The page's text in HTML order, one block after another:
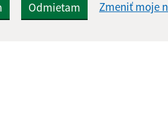
Odmietam Zmeniť moje